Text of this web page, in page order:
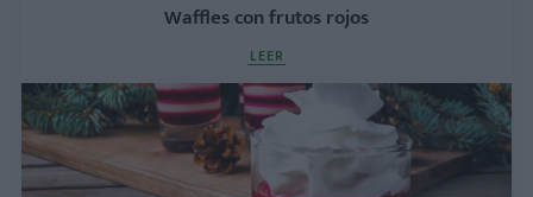
Waffles con frutos rojos
LEER